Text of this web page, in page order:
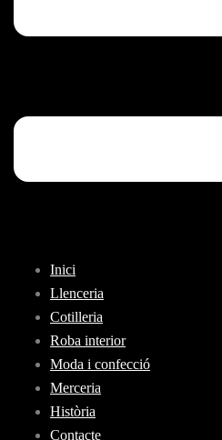
Inici
Llenceria
Cotilleria
Roba interior
Moda i confecció
Merceria
Història
Contacte